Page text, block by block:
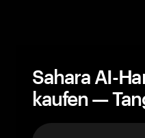
Sahara AI-
kaufen —